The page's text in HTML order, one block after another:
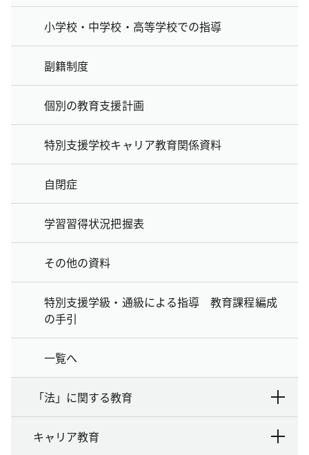
小学校・中学校・高等学校での指導
副籍制度
個別の教育支援計画
特別支援学校キャリア教育関係資料
自閉症
学習習得状況把握表
その他の資料
特別支援学級・通級による指導 教育課程編成
の手引
一覧へ
「法」に関する教育
キャリア教育